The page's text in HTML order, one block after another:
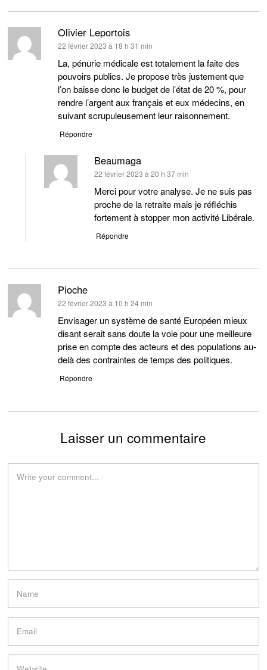
Olivier Leportois
dit :
22 février 2023 à 18 h 31 min
La, pénurie médicale est totalement la faite des
pouvoirs publics. Je propose très justement que
l’on baisse donc le budget de l’état de 20 %, pour
rendre l’argent aux français et eux médecins, en
suivant scrupuleusement leur raisonnement.
Répondre
Beaumaga
dit :
22 février 2023 à 20 h 37 min
Merci pour votre analyse. Je ne suis pas
proche de la retraite mais je réfléchis
fortement à stopper mon activité Libérale.
Répondre
Pioche
dit :
22 février 2023 à 10 h 24 min
Envisager un système de santé Européen mieux
disant serait sans doute la voie pour une meilleure
prise en compte des acteurs et des populations au-
delà des contraintes de temps des politiques.
Répondre
Laisser un commentaire